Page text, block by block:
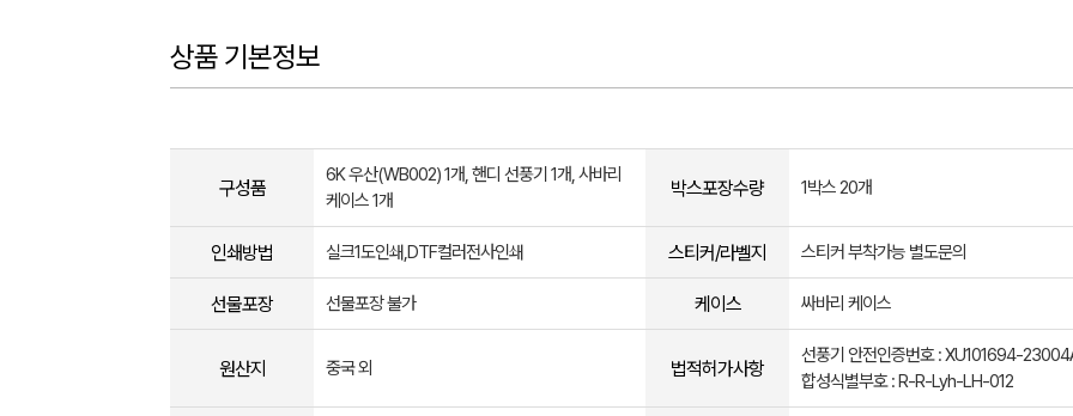
상품 기본정보
구성품
6K 우산(WB002) 1개, 핸디 선풍기 1개, 사바리
케이스 1개
박스포장수량 1박스 20개
인쇄방법 실크1도인쇄,DTF컬러전사인쇄 스티커/라벨지 스티커 부착가능 별도문의
선물포장 선물포장 불가 케이스 싸바리 케이스
원산지 중국 외 법적허가사항
선풍기 안전인증번호 : XU101694-
합성식별부호 : R-R-Lyh-LH-012